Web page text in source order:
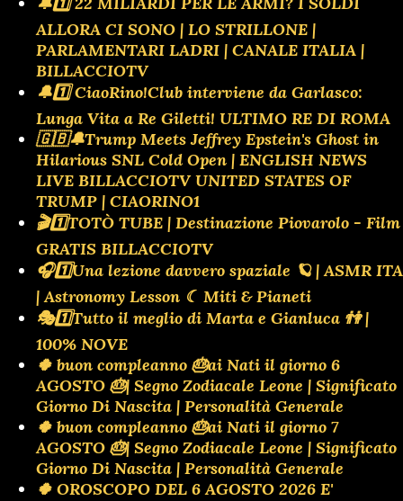
ALLORA CI SONO | LO STRILLONE |
PARLAMENTARI LADRI | CANALE ITALIA |
BILLACCIOTV
🔔1️⃣ CiaoRino!Club interviene da Garlasco:
Lunga Vita a Re Giletti! ULTIMO RE DI ROMA
🇬🇧🔔Trump Meets Jeffrey Epstein's Ghost in
Hilarious SNL Cold Open | ENGLISH NEWS
LIVE BILLACCIOTV UNITED STATES OF
TRUMP | CIAORINO1
🎬1️⃣TOTÒ TUBE | Destinazione Piovarolo - Film
GRATIS BILLACCIOTV
🎧1️⃣Una lezione davvero spaziale 🪐 | ASMR ITA
| Astronomy Lesson ☾ Miti & Pianeti
🎭1️⃣Tutto il meglio di Marta e Gianluca 👫 |
100% NOVE
🍀 buon compleanno 🎂ai Nati il giorno 6
AGOSTO 🎂| Segno Zodiacale Leone | Significato
Giorno Di Nascita | Personalità Generale
🍀 buon compleanno 🎂ai Nati il giorno 7
AGOSTO 🎂| Segno Zodiacale Leone | Significato
Giorno Di Nascita | Personalità Generale
🍀 OROSCOPO DEL 6 AGOSTO 2026 E'